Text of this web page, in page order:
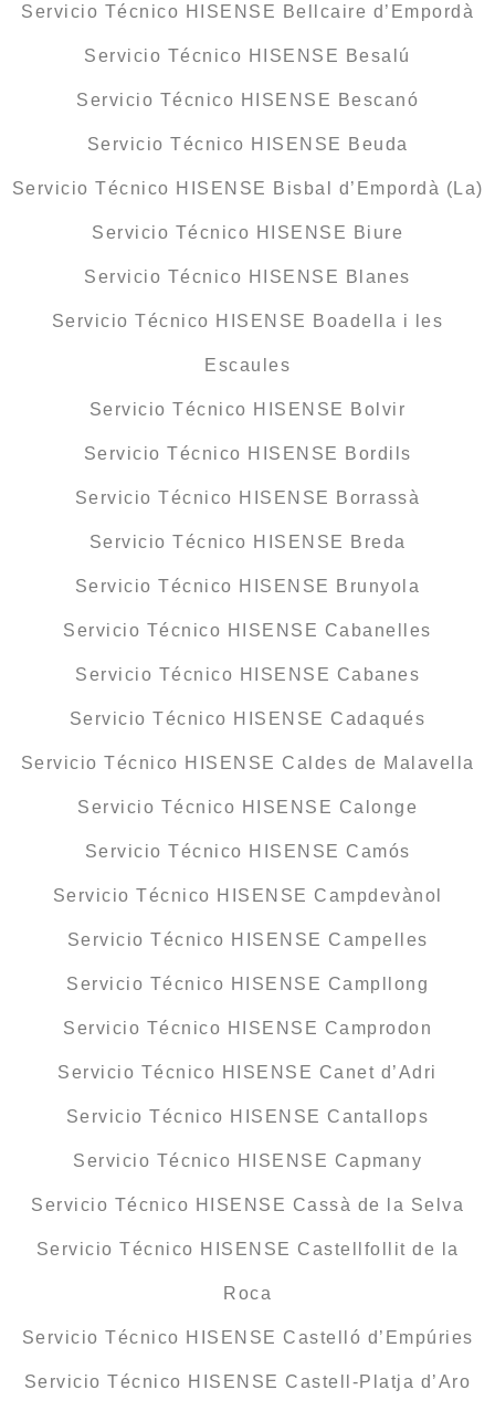
Servicio Técnico HISENSE Bellcaire d’Empordà
Servicio Técnico HISENSE Besalú
Servicio Técnico HISENSE Bescanó
Servicio Técnico HISENSE Beuda
Servicio Técnico HISENSE Bisbal d’Empordà (La)
Servicio Técnico HISENSE Biure
Servicio Técnico HISENSE Blanes
Servicio Técnico HISENSE Boadella i les
Escaules
Servicio Técnico HISENSE Bolvir
Servicio Técnico HISENSE Bordils
Servicio Técnico HISENSE Borrassà
Servicio Técnico HISENSE Breda
Servicio Técnico HISENSE Brunyola
Servicio Técnico HISENSE Cabanelles
Servicio Técnico HISENSE Cabanes
Servicio Técnico HISENSE Cadaqués
Servicio Técnico HISENSE Caldes de Malavella
Servicio Técnico HISENSE Calonge
Servicio Técnico HISENSE Camós
Servicio Técnico HISENSE Campdevànol
Servicio Técnico HISENSE Campelles
Servicio Técnico HISENSE Campllong
Servicio Técnico HISENSE Camprodon
Servicio Técnico HISENSE Canet d’Adri
Servicio Técnico HISENSE Cantallops
Servicio Técnico HISENSE Capmany
Servicio Técnico HISENSE Cassà de la Selva
Servicio Técnico HISENSE Castellfollit de la
Roca
Servicio Técnico HISENSE Castelló d’Empúries
Servicio Técnico HISENSE Castell-Platja d’Aro